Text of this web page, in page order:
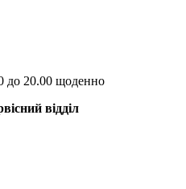
до 20.00 щоденно
відділ